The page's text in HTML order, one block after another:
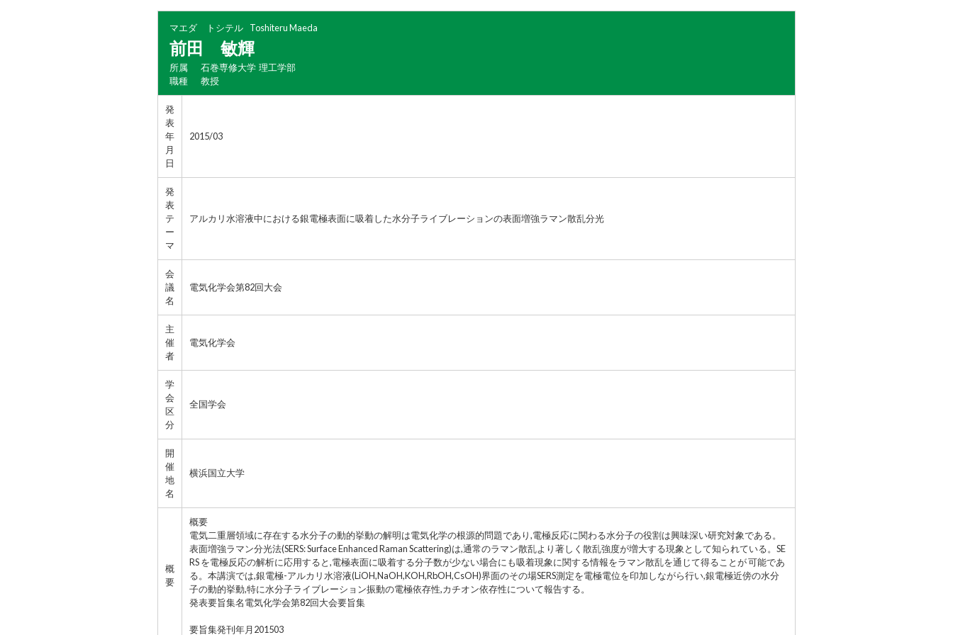
マエダ トシテル Toshiteru Maeda
前田 敏輝
所属
石巻専修大学 理工学部
職種
教授
発
表
年
月
日
2015/03
発
表
テ
ー
マ
アルカリ水溶液中における銀電極表面に吸着した水分子ライブレーションの表面増強ラマン散乱分光
会
議
名
電気化学会第82回大会
主
催
者
電気化学会
学
会
区
分
全国学会
開
催
地
名
横浜国立大学
概
要
概要
電気二重層領域に存在する水分子の動的挙動の解明は電気化学の根源的問題であり,電極反応に関わる水分子の役割は興味深い研究対象である。
表面増強ラマン分光法(SERS: Surface Enhanced Raman Scattering)は,通常のラマン散乱より著しく散乱強度が増大する現象として知られている。SE
RS を電極反応の解析に応用すると,電極表面に吸着する分子数が少ない場合にも吸着現象に関する情報をラマン散乱を通じて得ることが 可能であ
る。本講演では,銀電極-アルカリ水溶液(LiOH,NaOH,KOH,RbOH,CsOH)界面のその場SERS測定を電極電位を印加しながら行い,銀電極近傍の水分
子の動的挙動,特に水分子ライブレーション振動の電極依存性,カチオン依存性について報告する。
発表要旨集名電気化学会第82回大会要旨集
要旨集発刊年月201503